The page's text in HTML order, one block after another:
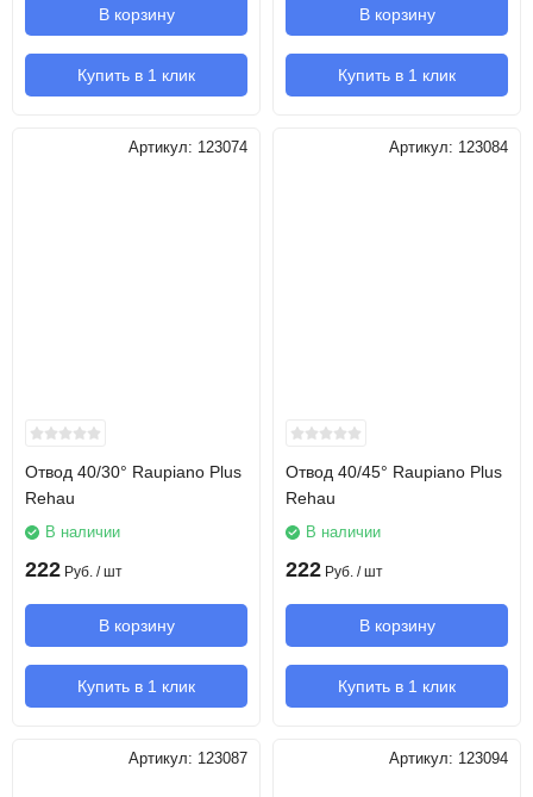
В корзину
Купить в 1 клик
В корзину
Купить в 1 клик
Артикул: 123074
Отвод 40/30° Raupiano Plus
Rehau
В наличии
222 Руб. / шт
В корзину
Купить в 1 клик
Артикул: 123084
Отвод 40/45° Raupiano Plus
Rehau
В наличии
222 Руб. / шт
В корзину
Купить в 1 клик
Артикул: 123087 Артикул: 123094